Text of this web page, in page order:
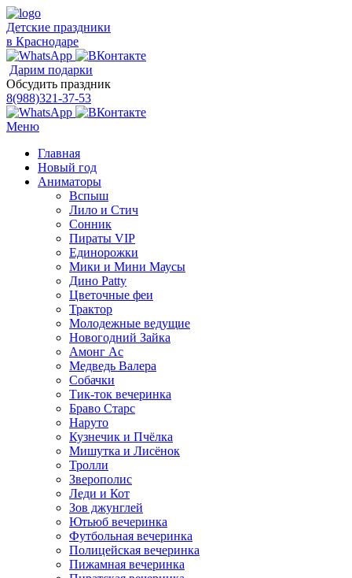
Детские праздники
в Краснодаре
Дарим подарки
Обсудить праздник
8(988)321-37-53
Меню
Главная
Новый год
Аниматоры
Вспыш
Лило и Стич
Сонник
Пираты VIP
Единорожки
Мики и Мини Маусы
Дино Patty
Цветочные феи
Трактор
Молодежные ведущие
Новогодний Зайка
Амонг Ас
Медведь Валера
Собачки
Тик-ток вечеринка
Браво Старс
Наруто
Кузнечик и Пчёлка
Мишутка и Лисёнок
Тролли
Зверополис
Леди и Кот
Зов джунглей
Ютьюб вечеринка
Футбольная вечеринка
Полицейская вечеринка
Пижамная вечеринка